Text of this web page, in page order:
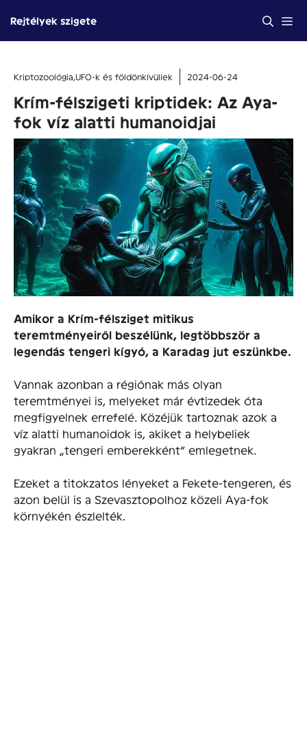
tartalomba
Rejtélyek szigete
Kriptozoológia,UFO-k és földönkívüliek 2024-06-24
Krím-félszigeti kriptidek: Az Aya-
fok víz alatti humanoidjai
Amikor a Krím-félsziget mitikus
teremtményeiről beszélünk, legtöbbször a
legendás tengeri kígyó, a Karadag jut eszünkbe.
Vannak azonban a régiónak más olyan
teremtményei is, melyeket már évtizedek óta
megfigyelnek errefelé. Közéjük tartoznak azok a
víz alatti humanoidok is, akiket a helybeliek
gyakran „tengeri emberekként” emlegetnek.
Ezeket a titokzatos lényeket a Fekete-tengeren, és
azon belül is a Szevasztopolhoz közeli Aya-fok
környékén észlelték.